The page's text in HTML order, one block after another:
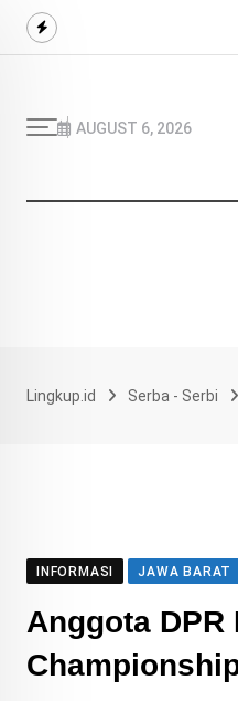
Skip
AUGUST 6, 2026
Lingkup.id Serba - Serbi
INFORMASI JAWA BARAT
Anggota